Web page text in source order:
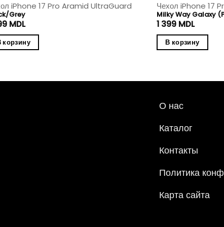
iPhone 17 Pro Aramid UltraGuard
Grey
MDL
корзину
Чехол iPhone 17
Milky Way Galaxy
1 399 MDL
В корзину
О нас
Каталог
Контакты
Политика
Карта сайта